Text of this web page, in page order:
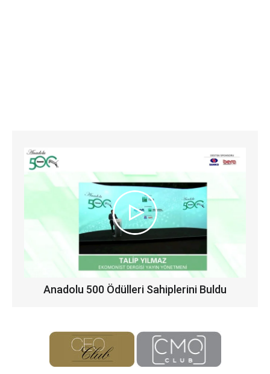
Anadolu 500 Ödülleri Sahiplerini Buldu